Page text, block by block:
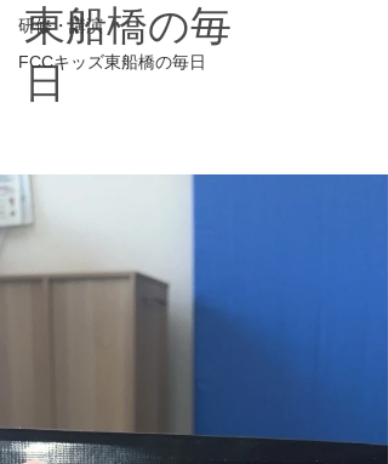
研修・講演
FCCキッズ東船橋の毎日
東船橋の毎
日